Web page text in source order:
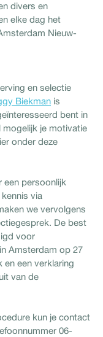
divers en
elke dag het
Nieuw-
en selectie
Biekman is
bent in
mogelijk je motivatie
onder deze
een persoonlijk
via
we vervolgens
De best
voor
Amsterdam op 27
en een verklaring
van de
kun je contact
06-